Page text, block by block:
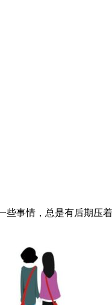
事情，总是有后期压